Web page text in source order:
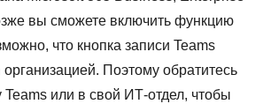
вы сможете включить функцию
что кнопка записи Teams
Поэтому обратитесь
Teams или в свой ИТ-отдел, чтобы